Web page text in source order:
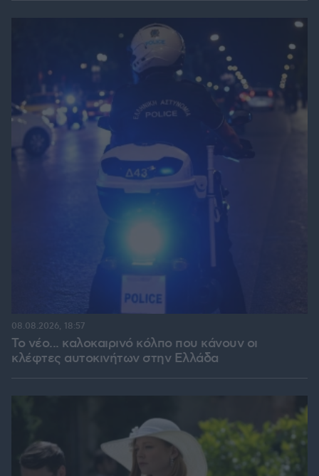
Το νέο... καλοκαιρινό κόλπο που κάνουν οι
κλέφτες αυτοκινήτων στην Ελλάδα
08.08.2026, 18:57